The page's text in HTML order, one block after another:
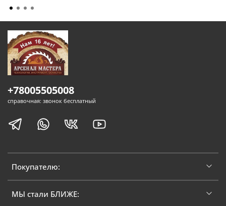
Покупателю:
МЫ стали БЛИЖЕ:
+78005505008
справочная: звонок бесплатный